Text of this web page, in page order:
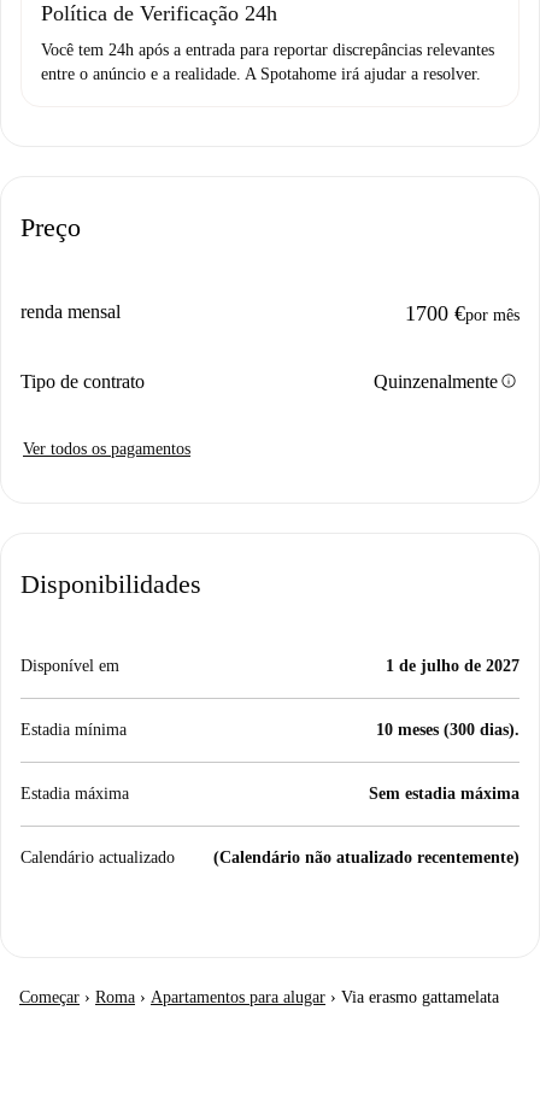
Política de Verificação 24h
Você tem 24h após a entrada para reportar discrepâncias relevantes
entre o anúncio e a realidade. A Spotahome irá ajudar a resolver.
Preço
renda mensal 1700 €por mês
Tipo de contrato Quinzenalmenteinfo
Ver todos os pagamentos
Disponibilidades
Disponível em 1 de julho de 2027
Estadia mínima 10 meses (300 dias).
Estadia máxima Sem estadia máxima
Calendário actualizado (Calendário não atualizado recentemente)
Começar › Roma › Apartamentos para alugar › Via erasmo gattamelata